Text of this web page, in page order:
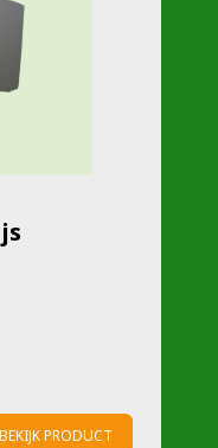
BEKIJK PRODUCT